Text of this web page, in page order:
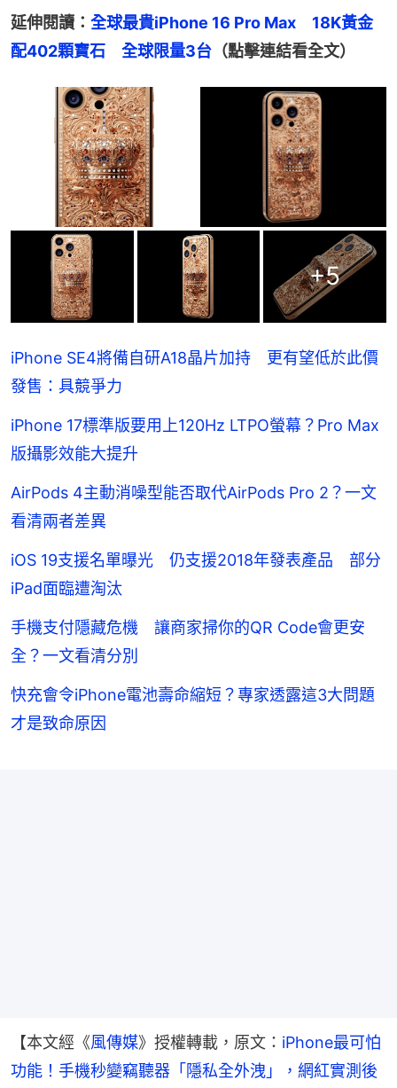
延伸閱讀： 全球最貴iPhone 16 Pro Max　18K黃金
配402顆寶石　全球限量3台 （點擊連結看全文）
+5
iPhone SE4將備自研A18晶片加持 更有望低於此價
發售：具競爭力
iPhone 17標準版要用上120Hz LTPO螢幕？Pro Max
版攝影效能大提升
AirPods 4主動消噪型能否取代AirPods Pro 2？一文
看清兩者差異
iOS 19支援名單曝光 仍支援2018年發表產品 部分
iPad面臨遭淘汰
手機支付隱藏危機 讓商家掃你的QR Code會更安
全？一文看清分別
快充會令iPhone電池壽命縮短？專家透露這3大問題
才是致命原因
【本文經《風傳媒》授權轉載，原文： iPhone最可怕
功能！手機秒變竊聽器「隱私全外洩」，網紅實測後